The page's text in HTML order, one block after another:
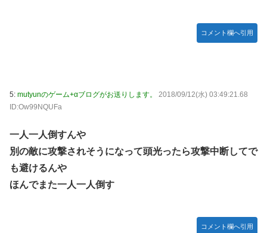
【画像】令和最新版のあのちゃん、可愛過ぎてワイらにブッ
「俺って面白いやろ？」みたいな寒い奴
連合のモルモット部隊の部隊長になりました 第45話
【ウルトラQ】 「ナメゴン」とかいうシリーズ初の宇宙怪獣
【デレマス】 橘ありす「あなたの瞳には」
【艦これ】 募：ヴィスビィの触媒
やるやらでっきーのクラス転移ダンジョンサバイバル・闇鍋
【画像】『金田一少年の事件簿』で好きな死体ランキング１
コメント欄へ引用
5: mutyunのゲーム+αブログがお送りします。
2018/09/12(水) 03:49:21.68
ID:Ow99NQUFa
一人一人倒すんや
別の敵に攻撃されそうになって頭光ったら攻撃中断してで
も避けるんや
ほんでまた一人一人倒す
コメント欄へ引用